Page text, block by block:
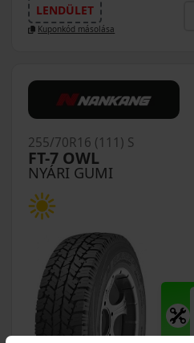
LENDÜLET
Kuponkód másolása
NYÁRI GUMI
FT-7 OWL
255/70R16 (111) S